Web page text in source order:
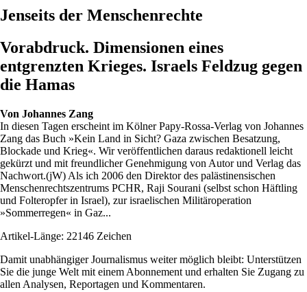
Jenseits der Menschenrechte
Vorabdruck. Dimensionen eines
entgrenzten Krieges. Israels Feldzug gegen
die Hamas
Von Johannes Zang
In diesen Tagen erscheint im Kölner Papy-Rossa-Verlag von Johannes
Zang das Buch »Kein Land in Sicht? Gaza zwischen Besatzung,
Blockade und Krieg«. Wir veröffentlichen daraus redaktionell leicht
gekürzt und mit freundlicher Genehmigung von Autor und Verlag das
Nachwort.(jW) Als ich 2006 den Direktor des palästinensischen
Menschenrechtszentrums PCHR, Raji Sourani (selbst schon Häftling
und Folteropfer in Israel), zur israelischen Militäroperation
»Sommerregen« in Gaz...
Artikel-Länge: 22146 Zeichen
Damit unabhängiger Journalismus weiter möglich bleibt: Unterstützen
Sie die junge Welt mit einem Abonnement und erhalten Sie Zugang zu
allen Analysen, Reportagen und Kommentaren.